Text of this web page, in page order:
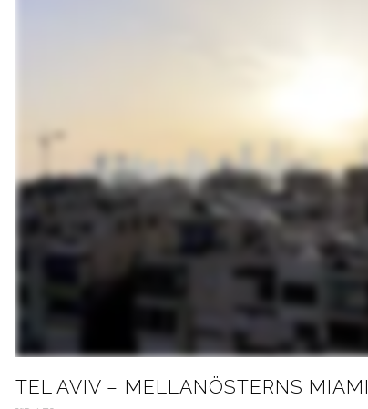
TEL AVIV – MELLANÖSTERNS MIAMI